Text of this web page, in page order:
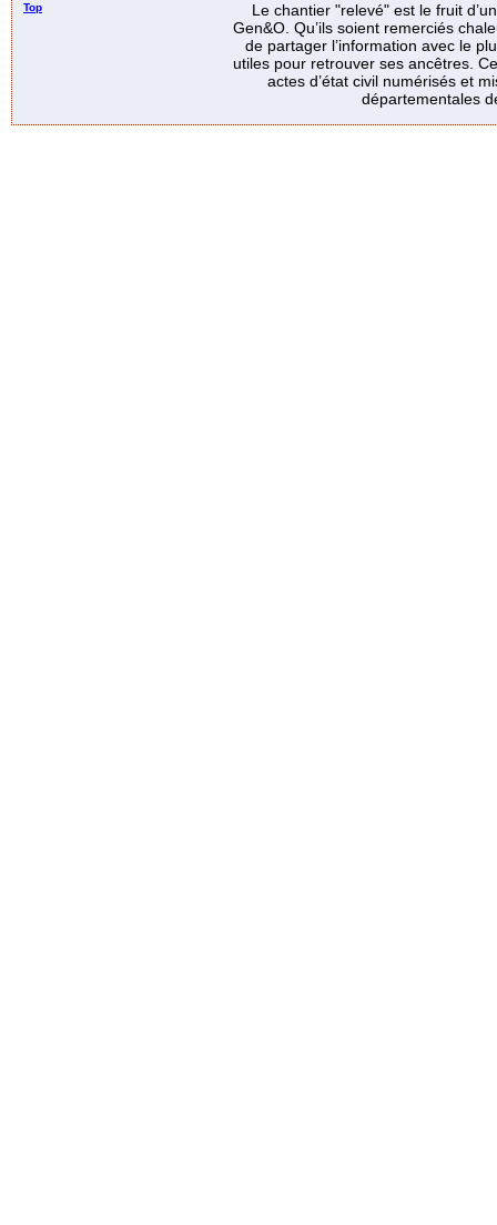
Top
Le chantier "relevé" est le fruit
Gen&O. Qu’ils soient remerciés
de partager l’information avec le
utiles pour retrouver ses ancêtres.
actes d’état civil numérisés et
départementales